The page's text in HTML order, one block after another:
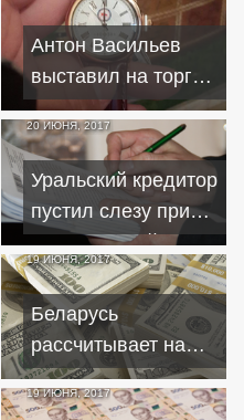
Антон Васильев
выставил на торги
золотые часы от Ил
Дархана
20 ИЮНЯ, 2017
Уральский кредитор
пустил слезу при
виде условий жизни
должников
19 ИЮНЯ, 2017
Беларусь
рассчитывает на
средства Европы и
США
19 ИЮНЯ, 2017